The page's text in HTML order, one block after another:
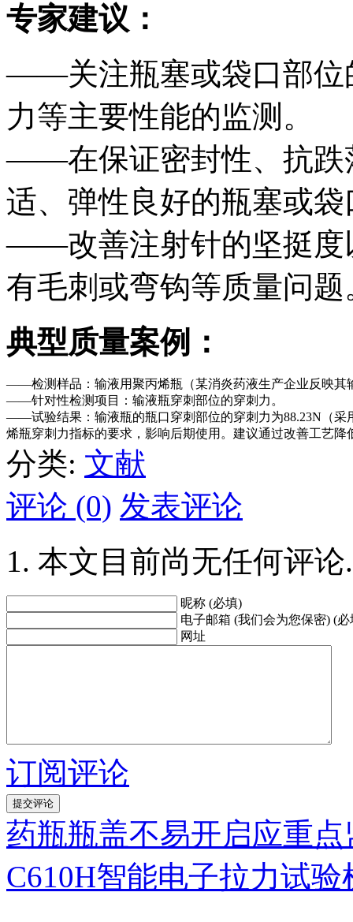
专家建议：
——关注瓶塞或袋口部位
力等主要性能的监测。
——在保证密封性、抗跌
适、弹性良好的瓶塞或
——改善注射针的坚挺度
有毛刺或弯钩等质量问题
典型质量案例：
——检测样品：输液用聚丙烯瓶（某消炎药液生产企业反映其
——针对性检测项目：输液瓶穿刺部位的穿刺力。
——试验结果：输液瓶的瓶口穿刺部位的穿刺力为88.23N（采
烯瓶穿刺力指标的要求，影响后期使用。建议通过改善工艺
分类: 文献
评论 (0) 发表评论
本文目前尚无任何评论.
昵称 (必填)
电子邮箱 (我们会为您保密) (必
网址
订阅评论
药瓶瓶盖不易开启应重
C610H智能电子拉力试